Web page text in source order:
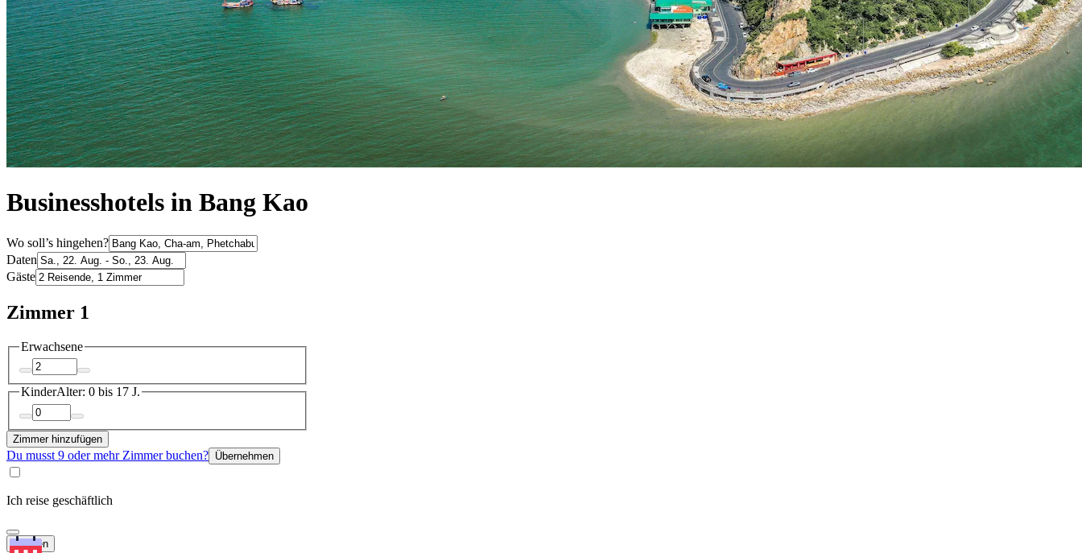
Businesshotels in Bang Kao
Wo soll’s hingehen?
Daten
Gäste
Zimmer 1
Erwachsene
KinderAlter: 0 bis 17 J.
Zimmer hinzufügen
Du musst 9 oder mehr Zimmer buchen? Übernehmen
Ich reise geschäftlich
Suchen